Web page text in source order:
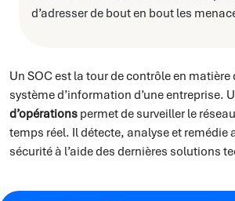
d’adresser de bout en bout les
Un SOC est la tour de contrôle en matière
système d’information d’une entreprise.
d’opérations permet de surveiller le
temps réel. Il détecte, analyse et remédie
sécurité à l’aide des dernières solutions